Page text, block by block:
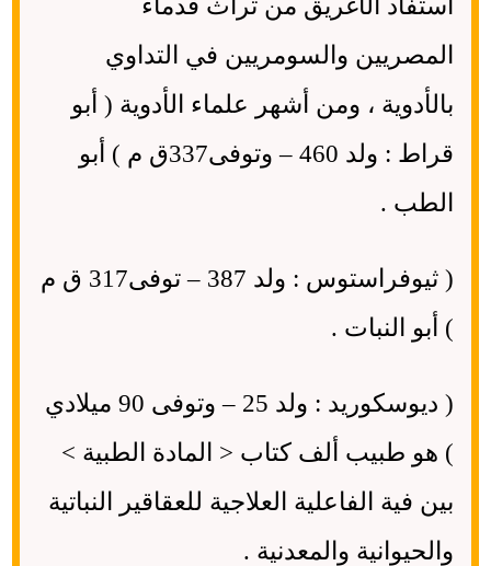
أستفاد الأغريق من تراث قدماء
المصريين والسومريين في التداوي
بالأدوية ، ومن أشهر علماء الأدوية ( أبو
قراط : ولد 460 – وتوفى337ق م ) أبو
الطب .
( ثيوفراستوس : ولد 387 – توفى317 ق م
) أبو النبات .
( ديوسكوريد : ولد 25 – وتوفى 90 ميلادي
) هو طبيب ألف كتاب < المادة الطبية >
بين فية الفاعلية العلاجية للعقاقير النباتية
والحيوانية والمعدنية .